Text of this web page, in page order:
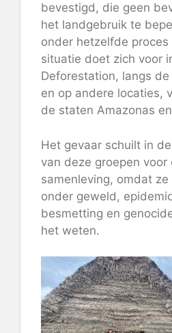
bevestigd, die geen
het landgebruik te
onder hetzelfde proces
situatie doet zich voor
Deforestation, langs
en op andere locaties,
de staten Amazonas
Het gevaar schuilt in
van deze groepen voor
samenleving, omdat
onder geweld,
besmetting en
het weten.